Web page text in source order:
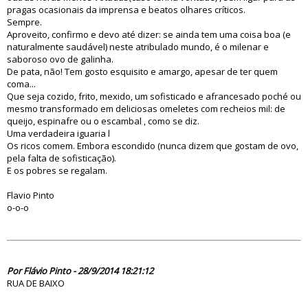
pragas ocasionais da imprensa e beatos olhares críticos.
Sempre.
Aproveito, confirmo e devo até dizer: se ainda tem uma coisa boa (e
naturalmente saudável) neste atribulado mundo, é o milenar e
saboroso ovo de galinha.
De pata, não! Tem gosto esquisito e amargo, apesar de ter quem
coma...
Que seja cozido, frito, mexido, um sofisticado e afrancesado poché ou
mesmo transformado em deliciosas omeletes com recheios mil: de
queijo, espinafre ou o escambal , como se diz.
Uma verdadeira iguaria l
Os ricos comem. Embora escondido (nunca dizem que gostam de ovo,
pela falta de sofisticação).
E os pobres se regalam.
Flavio Pinto
o-o-o
Por Flávio Pinto - 28/9/2014 18:21:12
RUA DE BAIXO